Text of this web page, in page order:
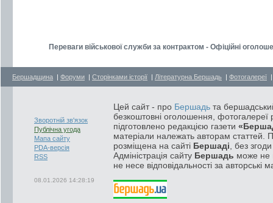
Переваги військової служби за контрактом - Офіційні
Бершадщина | Форуми | Сторінками історії | Літературна Бершадь | Фотогалереї
Зворотній зв'язок
Публічна угода
Мапа сайту
PDA-версія
RSS
08.01.2026 14:28:19
Цей сайт - про Бершадь та
безкоштовні оголошення, фотогалереї
підготовлено редакцією газети
матеріали належать авторам статтей.
розміщена на сайті Бершаді , без
Адміністрація сайту Бершадь може не
не несе відповідальності за авторські